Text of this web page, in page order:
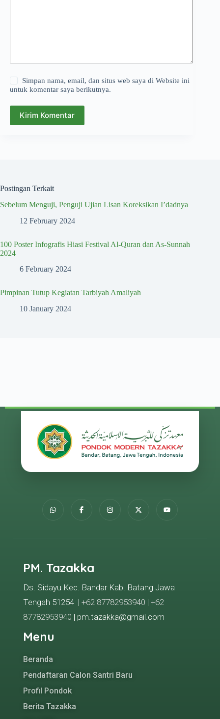
Simpan nama, email, dan situs web saya di Website ini
untuk komentar saya berikutnya.
Kirim Komentar
Postingan Terkait
Sebelum Menguji, Penguji Ujian Lisan Koreksikan I’dadnya
12 February 2024
100 Poster Infografis Hiasi Festival Al-Quran dan As-Sunnah
2024
6 February 2024
Pimpinan Tutup Kegiatan Tarbiyah Amaliyah
10 January 2024
PM. Tazakka
Ds. Sidayu Kec. Bandar Kab. Batang Jawa
Tengah 51254 | +62 87782953940 | +62
87782953940 | pm.tazakka@gmail.com
Menu
Beranda
Pendaftaran Calon Santri Baru
Profil Pondok
Berita Tazakka